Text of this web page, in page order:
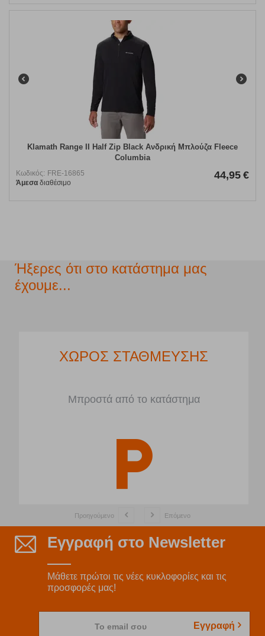
Klamath Range II Half Zip Black Ανδρική Μπλούζα Fleece
Columbia
Κωδικός: FRE-16865
Άμεσα διαθέσιμο
44,95 €
Ήξερες ότι στο κατάστημα μας
έχουμε...
ΧΩΡΟΣ ΣΤΑΘΜΕΥΣΗΣ
Μπροστά από το κατάστημα
Προηγούμενο Επόμενο
Εγγραφή στο Newsletter
Μάθετε πρώτοι τις νέες κυκλοφορίες και τις
προσφορές μας!
Το email σου Εγγραφή